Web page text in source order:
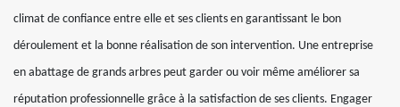
climat de confiance entre elle et ses clients en garantissant le bon
déroulement et la bonne réalisation de son intervention. Une entreprise
en abattage de grands arbres peut garder ou voir même améliorer sa
réputation professionnelle grâce à la satisfaction de ses clients. Engager